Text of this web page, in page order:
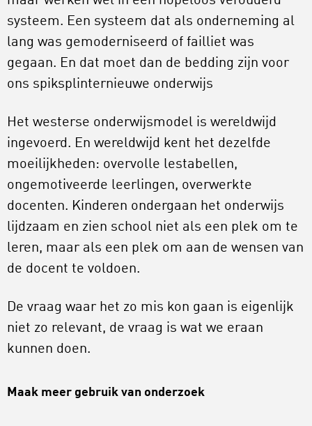
systeem. Een systeem dat als onderneming al
lang was gemoderniseerd of failliet was
gegaan. En dat moet dan de bedding zijn voor
ons spiksplinternieuwe onderwijs
Het westerse onderwijsmodel is wereldwijd
ingevoerd. En wereldwijd kent het dezelfde
moeilijkheden: overvolle lestabellen,
ongemotiveerde leerlingen, overwerkte
docenten. Kinderen ondergaan het onderwijs
lijdzaam en zien school niet als een plek om te
leren, maar als een plek om aan de wensen van
de docent te voldoen.
De vraag waar het zo mis kon gaan is eigenlijk
niet zo relevant, de vraag is wat we eraan
kunnen doen.
Maak meer gebruik van onderzoek